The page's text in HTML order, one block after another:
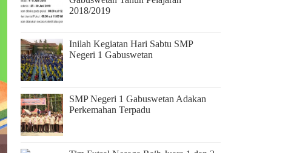
2018/2019
Inilah Kegiatan Hari Sabtu SMP
Negeri 1 Gabuswetan
SMP Negeri 1 Gabuswetan Adakan
Perkemahan Terpadu